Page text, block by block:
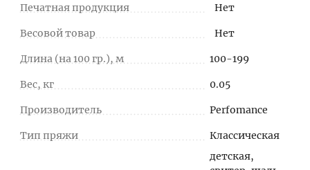
Печатная продукция Нет
Весовой товар Нет
Длина (на 100 гр.), м 100-199
Вес, кг 0.05
Производитель Perfomance
Тип пряжи
Классическая
детская,